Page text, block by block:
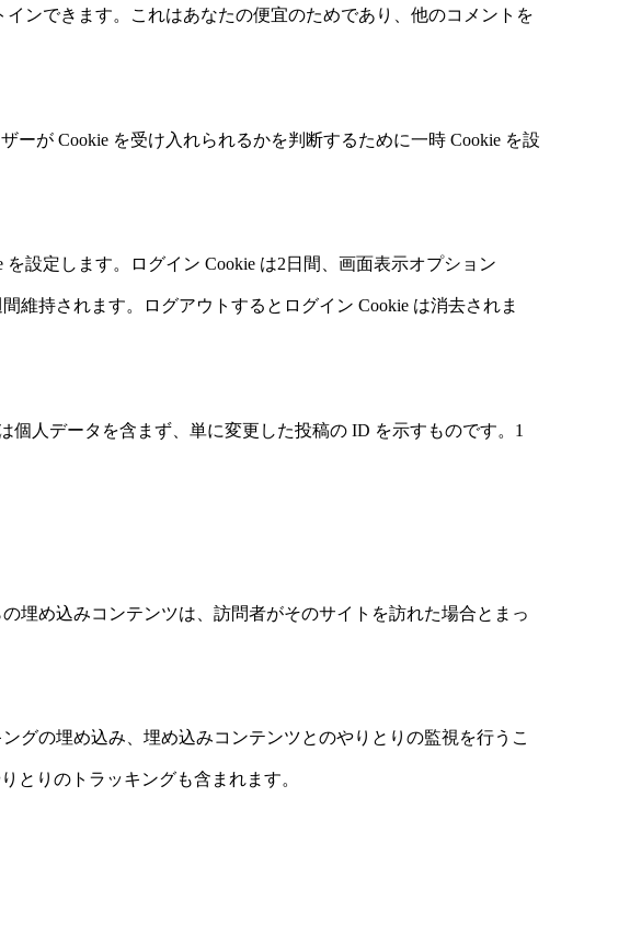
ンできます。これはあなたの便宜のためであり、他のコメントを
が Cookie を受け入れられるかを判断するために一時 Cookie を設
設定します。ログイン Cookie は2日間、画面表示オプション
維持されます。ログアウトするとログイン Cookie は消去されま
個人データを含まず、単に変更した投稿の ID を示すものです。1
埋め込みコンテンツは、訪問者がそのサイトを訪れた場合とまっ
グの埋め込み、埋め込みコンテンツとのやりとりの監視を行うこ
とりのトラッキングも含まれます。